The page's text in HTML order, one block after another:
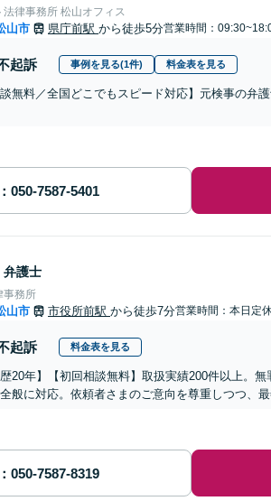
律事務所 松山オフィス
山市 県庁前駅 から徒歩5分営業時間：
起訴 事例を見る(1件) 料金表を見る
談無料／全国どこでもスピード対応】元検事の
弁護士
事務所
山市 市役所前駅 から徒歩7分営業時間：本日定
起訴 料金表を見る
歴20年】【初回相談無料】取扱実績200件以上。
般に対応。依頼者さまのご意向を尊重しつつ、